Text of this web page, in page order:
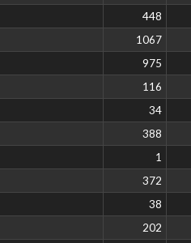
448
1067
975
116
34
388
1
372
38
202